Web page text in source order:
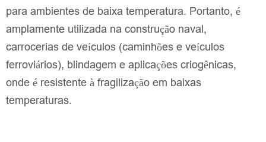
para ambientes de baixa temperatura. Portanto, é
amplamente utilizada na construção naval,
carrocerias de veículos (caminhões e veículos
ferroviários), blindagem e aplicações criogênicas,
onde é resistente à fragilização em baixas
temperaturas.